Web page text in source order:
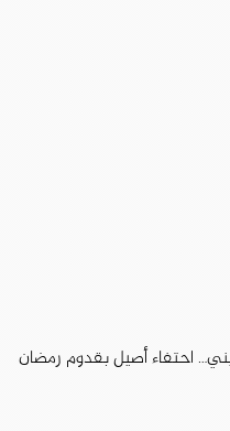
احتفاء أصيل بقدوم رمضان